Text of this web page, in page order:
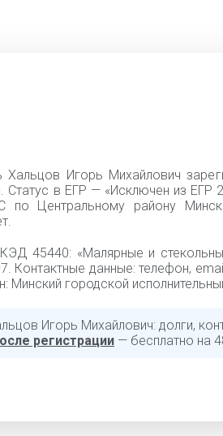
Хальцов Игорь Михайлович
в ЕГР — «Исключен из ЕГР
по Центральному району
45440: «Малярные и
Контактные данные: телефон,
Минский городской
Игорь Михайлович: долги,
регистрации — бесплатно на